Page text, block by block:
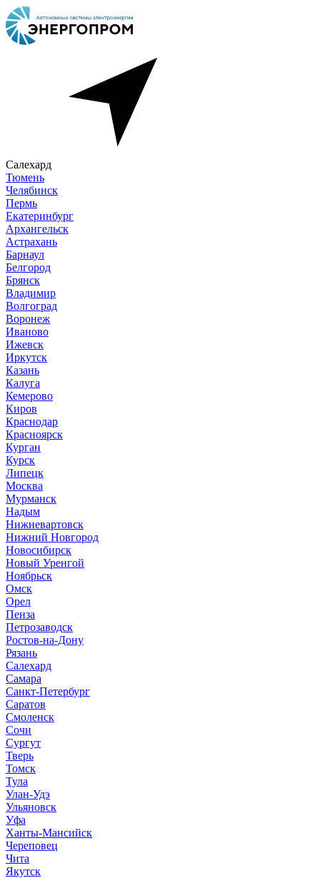
Салехард
Тюмень
Челябинск
Пермь
Екатеринбург
Архангельск
Астрахань
Барнаул
Белгород
Брянск
Владимир
Волгоград
Воронеж
Иваново
Ижевск
Иркутск
Казань
Калуга
Кемерово
Киров
Краснодар
Красноярск
Курган
Курск
Липецк
Москва
Мурманск
Надым
Нижневартовск
Нижний Новгород
Новосибирск
Новый Уренгой
Ноябрьск
Омск
Орел
Пенза
Петрозаводск
Ростов-на-Дону
Рязань
Салехард
Самара
Санкт-Петербург
Саратов
Смоленск
Сочи
Сургут
Тверь
Томск
Тула
Улан-Удэ
Ульяновск
Уфа
Ханты-Мансийск
Череповец
Чита
Якутск